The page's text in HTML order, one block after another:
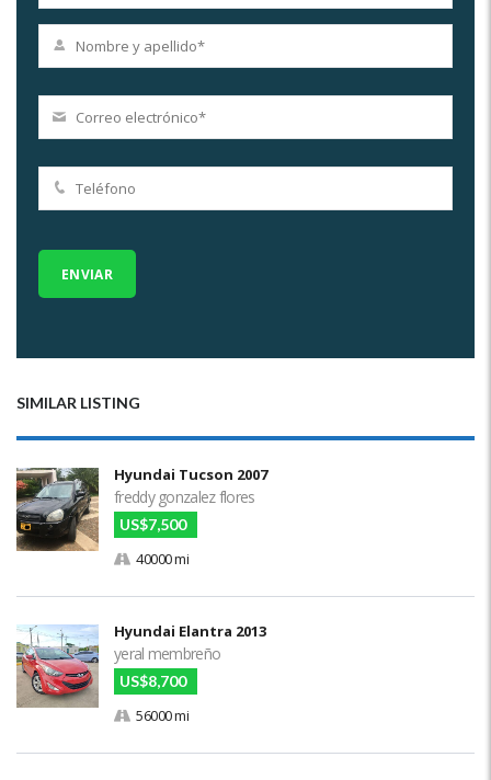
SIMILAR LISTING
Hyundai Tucson 2007
freddy gonzalez flores
US$7,500
40000 mi
Hyundai Elantra 2013
yeral membreño
US$8,700
56000 mi